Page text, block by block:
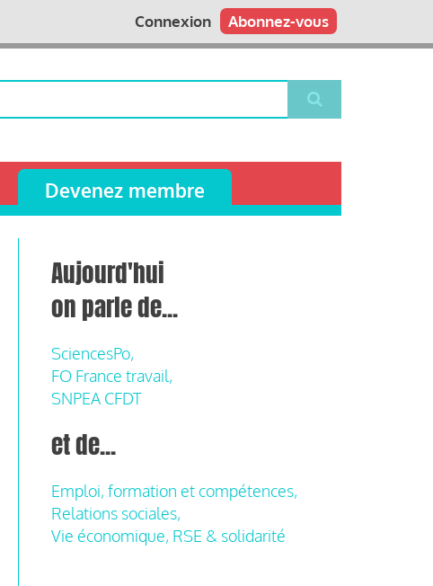
Abonnez-vous
Connexion
Devenez membre
Aujourd'hui
on parle de...
SciencesPo,
FO France travail,
SNPEA CFDT
et de...
Emploi, formation et compétences,
Relations sociales,
Vie économique, RSE & solidarité